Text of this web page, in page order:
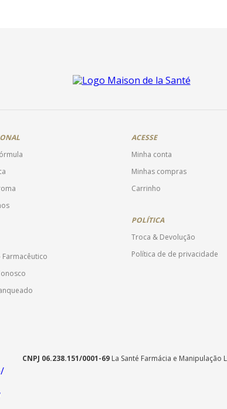
Farmacêutico
ACESSE
Minha conta
Minhas compras
Carrinho
POLÍTICA
Troca & Devolução
Política de de privacidade
CNPJ 06.238.151/0001-69La Santé Farmácia e Manipulação